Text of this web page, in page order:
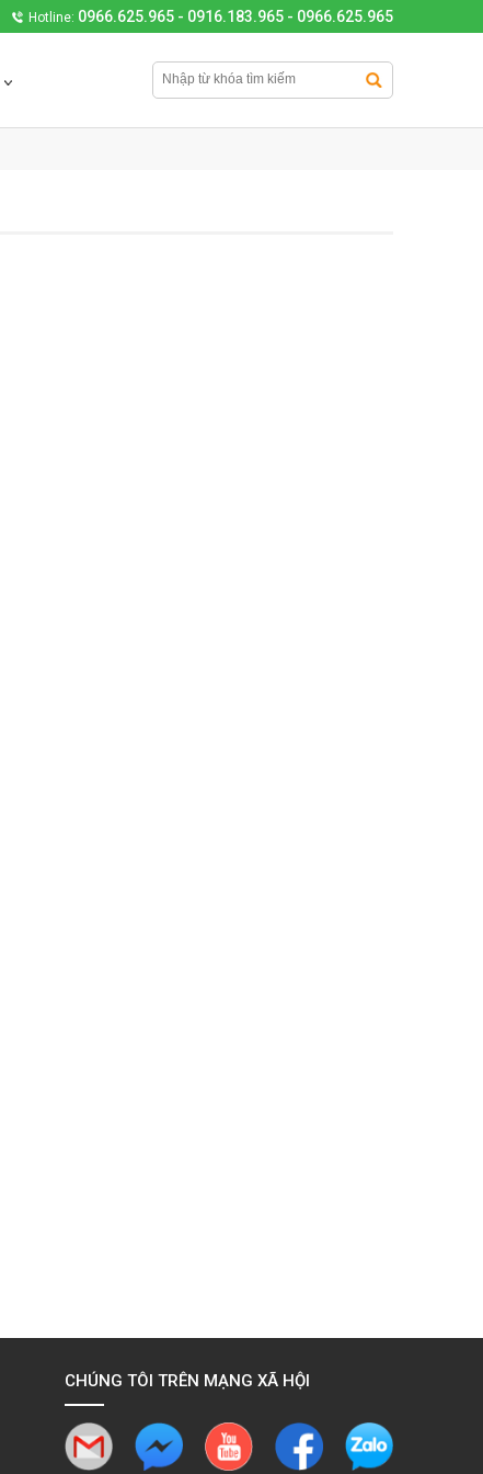
CHÚNG TÔI TRÊN MẠNG XÃ HỘI
Hotline: 0966.625.965 - 0916.183.965 - 0966.625.965